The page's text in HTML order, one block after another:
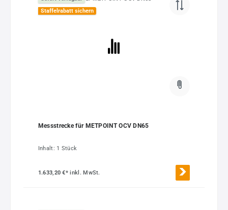
Staffelrabatt sichern
Messstrecke für METPOINT OCV DN65
Inhalt: 1 Stück
1.633,20 €*inkl. MwSt.